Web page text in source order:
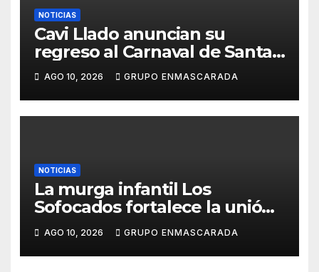
NOTICIAS
Cavi Llado anuncian su
regreso al Carnaval de Santa
Cruz de Tenerife 2027
AGO 10, 2026 GRUPO ENMASCARADA
NOTICIAS
La murga infantil Los
Sofocados fortalece la unión
del grupo con una jornada de
convivencia en la playa de
Antequera
AGO 10, 2026 GRUPO ENMASCARADA